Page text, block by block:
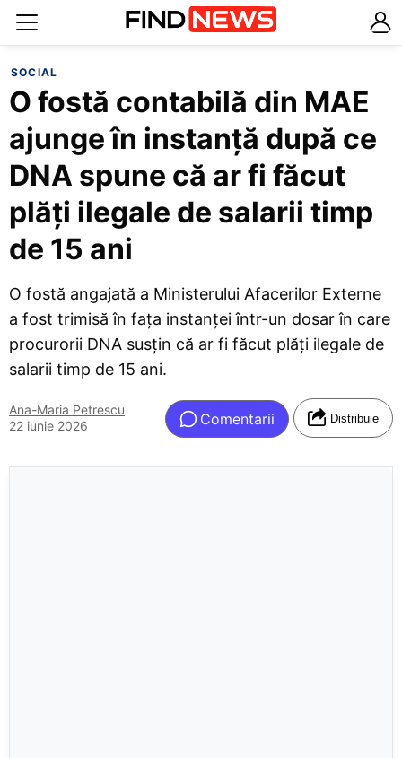
SOCIAL
O fostă contabilă din MAE
ajunge în instanță după ce
DNA spune că ar fi făcut
plăți ilegale de salarii timp
de 15 ani
O fostă angajată a Ministerului Afacerilor Externe
a fost trimisă în fața instanței într-un dosar în care
procurorii DNA susțin că ar fi făcut plăți ilegale de
salarii timp de 15 ani.
Ana-Maria Petrescu
22 iunie 2026
Comentarii Distribuie